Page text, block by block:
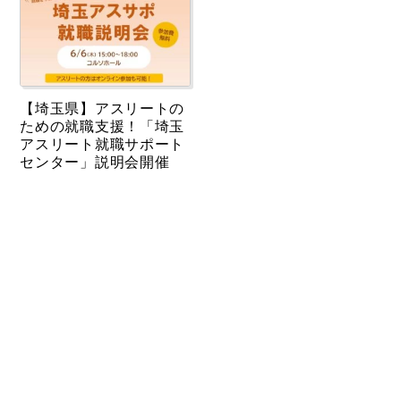
【埼玉県】アスリートの
ための就職支援！「埼玉
アスリート就職サポート
センター」説明会開催